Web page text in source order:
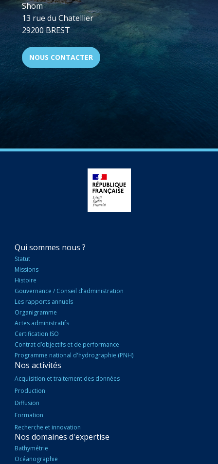
Shom
13 rue du Chatellier
29200 BREST
NOUS CONTACTER
NAVIGATION
PRINCIPALE
Qui sommes nous ?
Statut
Missions
Histoire
Gouvernance / Conseil d’administration
Les rapports annuels
Organigramme
Actes administratifs
Certification ISO
Contrat d’objectifs et de performance
Programme national d'hydrographie (PNH)
Nos activités
Acquisition et traitement des données
Production
Diffusion
Formation
Recherche et innovation
Nos domaines d'expertise
Bathymétrie
Océanographie